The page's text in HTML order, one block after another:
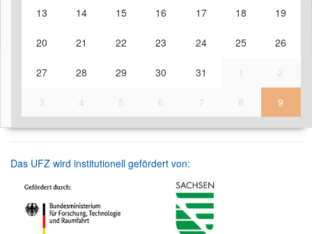
13 14 15 16 17 18 19
20 21 22 23 24 25 26
27 28 29 30 31 1 2
3 4 5 6 7 8 9
Das UFZ wird institutionell gefördert von: